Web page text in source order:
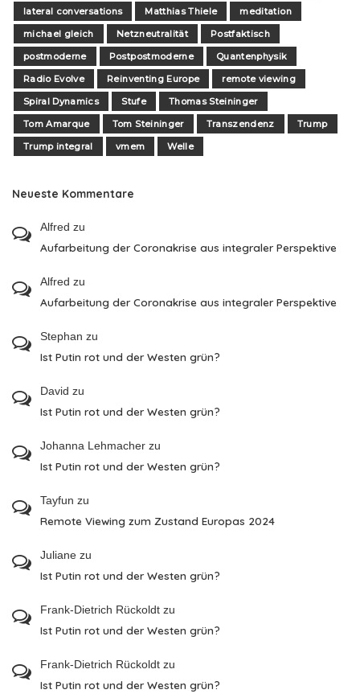
lateral conversations
Matthias Thiele
meditation
michael gleich
Netzneutralität
Postfaktisch
postmoderne
Postpostmoderne
Quantenphysik
Radio Evolve
Reinventing Europe
remote viewing
Spiral Dynamics
Stufe
Thomas Steininger
Tom Amarque
Tom Steininger Transzendenz
Trump
Trump integral
vmem Welle
Neueste Kommentare
Alfred zu
Aufarbeitung der Coronakrise aus integraler Perspektive
Alfred zu
Aufarbeitung der Coronakrise aus integraler Perspektive
Stephan zu
Ist Putin rot und der Westen grün?
David zu
Ist Putin rot und der Westen grün?
Johanna Lehmacher zu
Ist Putin rot und der Westen grün?
Tayfun zu
Remote Viewing zum Zustand Europas 2024
Juliane zu
Ist Putin rot und der Westen grün?
Frank-Dietrich Rückoldt zu
Ist Putin rot und der Westen grün?
Frank-Dietrich Rückoldt zu
Ist Putin rot und der Westen grün?